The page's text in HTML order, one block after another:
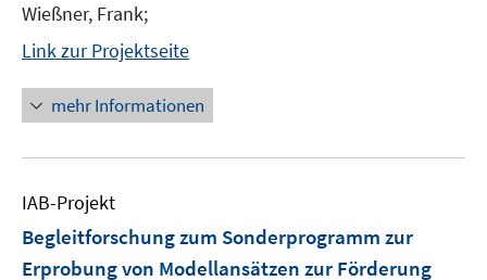
Wießner, Frank;
Link zur Projektseite
mehr Informationen
IAB-Projekt
Begleitforschung zum Sonderprogramm zur
Erprobung von Modellansätzen zur Förderung